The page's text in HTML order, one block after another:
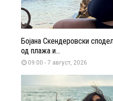
Бојана Скендеровски
од плажа и...
09:00 - 7 август, 2026